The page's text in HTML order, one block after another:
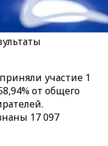
участие 1
от общего
17 097